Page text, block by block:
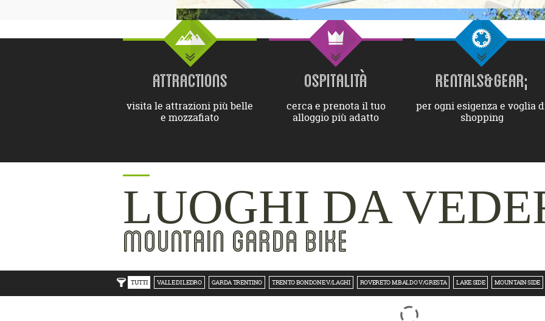
ATTRACTIONS
visita le attrazioni più belle
e mozzafiato
OSPITALITÀ
cerca e prenota il tuo
alloggio più adatto
RENTALS&GEAR;
per ogni esigenza e voglia
shopping
LUOGHI DA
MOUNTAIN GARDA BIKE
TUTTI VALLE DI LEDRO GARDA TRENTINO TRENTO BONDONE V/LAGHI ROVERETO M.BALDO V/GRESTA LAKE SIDE MOUNTAIN SIDE